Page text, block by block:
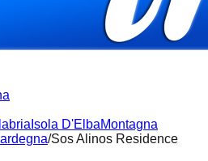
Isola D'ElbaMontagna
/Sos Alinos Residence